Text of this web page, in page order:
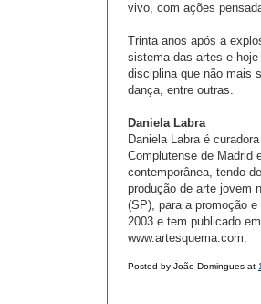
vivo, com ações
Trinta anos após a
sistema das artes e
disciplina que não mais
dança, entre outras.
Daniela Labra
Daniela Labra é
Complutense de Madrid
contemporânea, tendo
produção de arte jovem
(SP), para a promoção
2003 e tem publicado
www.artesquema.com.
Posted by João Domingues at